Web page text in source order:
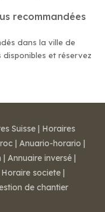
recommandées
dans la ville de
et réservez
Suisse | Horaires
| Anuario-horario |
| Annuaire inversé |
Horaire societe |
de chantier